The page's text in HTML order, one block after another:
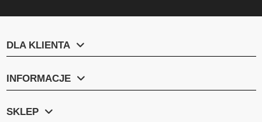
DLA KLIENTA
INFORMACJE
SKLEP